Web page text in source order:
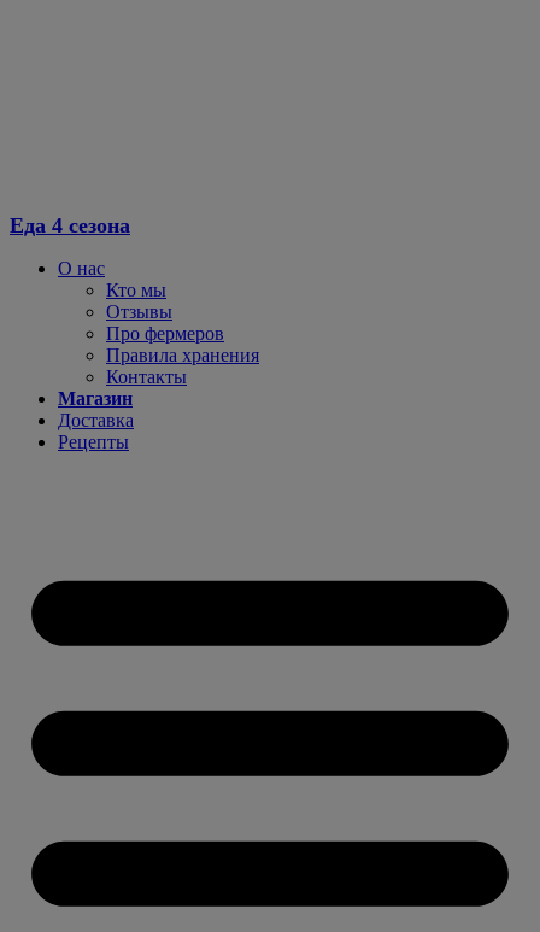
Еда 4 сезона
О нас
Кто мы
Отзывы
Про фермеров
Правила хранения
Контакты
Магазин
Доставка
Рецепты